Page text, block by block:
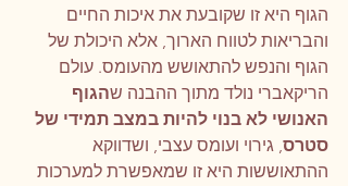
הגוף היא זו שקובעת את איכות החיים
והבריאות לטווח הארוך, אלא היכולת של
הגוף והנפש להתאושש מהעומס. עולם
הריקאברי נולד מתוך ההבנה שהגוף
האנושי לא בנוי להיות במצב תמידי של
סטרס, גירוי ועומס עצבי, ושדווקא
ההתאוששות היא זו שמאפשרת למערכות